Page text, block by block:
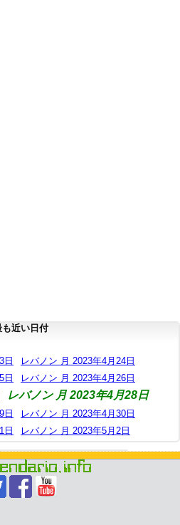
も近い日付
日
レバノン 月 2023年4月24日
日
レバノン 月 2023年4月26日
レバノン 月 2023年4月28日
日
レバノン 月 2023年4月30日
日
レバノン 月 2023年5月2日